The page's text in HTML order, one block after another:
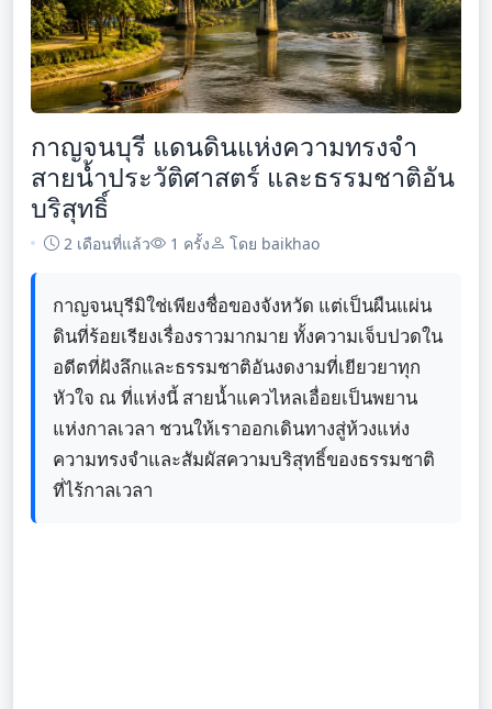
กาญจนบุรี แดนดินแห่งความทรงจำ
สายน้ำประวัติศาสตร์ และธรรมชาติอัน
บริสุทธิ์
2 เดือนที่แล้ว 1 ครั้ง โดย baikhao
กาญจนบุรีมิใช่เพียงชื่อของจังหวัด แต่เป็นผืนแผ่น
ดินที่ร้อยเรียงเรื่องราวมากมาย ทั้งความเจ็บปวดใน
อดีตที่ฝังลึกและธรรมชาติอันงดงามที่เยียวยาทุก
หัวใจ ณ ที่แห่งนี้ สายน้ำแควไหลเอื่อยเป็นพยาน
แห่งกาลเวลา ชวนให้เราออกเดินทางสู่ห้วงแห่ง
ความทรงจำและสัมผัสความบริสุทธิ์ของธรรมชาติ
ที่ไร้กาลเวลา